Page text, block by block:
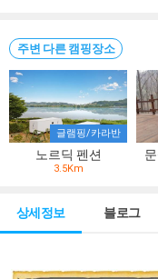
주변 다른 캠핑장소
글램핑/카라반
노르딕 펜션
3.5Km
상세정보 블로그